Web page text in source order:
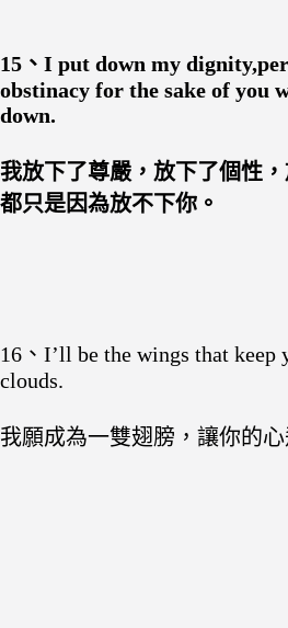
15、I put down my
obstinacy for the sake of you
down.
我放下了尊嚴，放下了個性，
都只是因為放不下你。
16、I’ll be the wings that keep
clouds.
我願成為一雙翅膀，讓你的心